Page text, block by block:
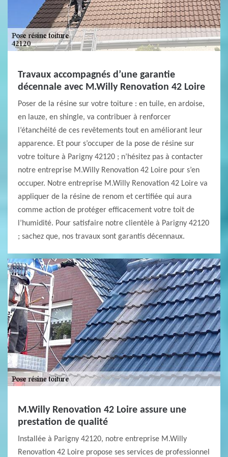
Travaux accompagnés d’une garantie
décennale avec M.Willy Renovation 42 Loire
Poser de la résine sur votre toiture : en tuile, en ardoise,
en lauze, en shingle, va contribuer à renforcer
l’étanchéité de ces revêtements tout en améliorant leur
apparence. Et pour s’occuper de la pose de résine sur
votre toiture à Parigny 42120 ; n’hésitez pas à contacter
notre entreprise M.Willy Renovation 42 Loire pour s’en
occuper. Notre entreprise M.Willy Renovation 42 Loire va
appliquer de la résine de renom et certifiée qui aura
comme action de protéger efficacement votre toit de
l’humidité. Pour satisfaire notre clientèle à Parigny 42120
; sachez que, nos travaux sont garantis décennaux.
M.Willy Renovation 42 Loire assure une
prestation de qualité
Installée à Parigny 42120, notre entreprise M.Willy
Renovation 42 Loire propose ses services de professionnel